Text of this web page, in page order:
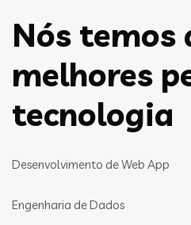
Nós temos
melhores
tecnologia
Desenvolvimento de Web App
Engenharia de Dados